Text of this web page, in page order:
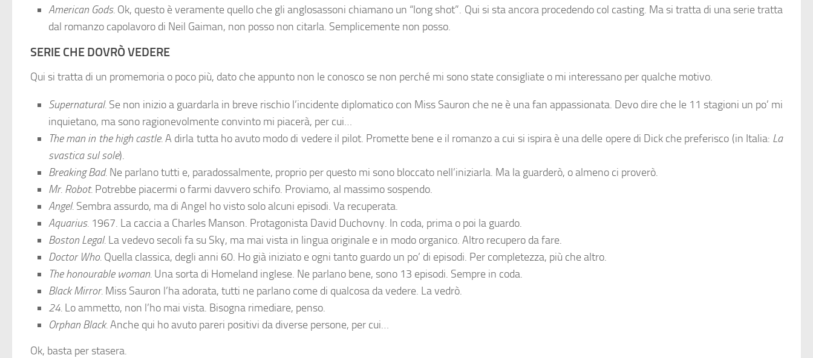
American Gods. Ok, questo è veramente quello che gli anglosassoni chiamano un “long shot”. Qui si sta ancora procedendo col casting. Ma si tratta di una serie tratta
dal romanzo capolavoro di Neil Gaiman, non posso non citarla. Semplicemente non posso.
SERIE CHE DOVRÒ VEDERE
Qui si tratta di un promemoria o poco più, dato che appunto non le conosco se non perché mi sono state consigliate o mi interessano per qualche motivo.
Supernatural. Se non inizio a guardarla in breve rischio l’incidente diplomatico con Miss Sauron che ne è una fan appassionata. Devo dire che le 11 stagioni un po’ mi
inquietano, ma sono ragionevolmente convinto mi piacerà, per cui…
The man in the high castle.A dirla tutta ho avuto modo di vedere il pilot. Promette bene e il romanzo a cui si ispira è una delle opere di Dick che preferisco (in Italia: La
svastica sul sole).
Breaking Bad. Ne parlano tutti e, paradossalmente, proprio per questo mi sono bloccato nell’iniziarla. Ma la guarderò, o almeno ci proverò.
Mr. Robot. Potrebbe piacermi o farmi davvero schifo. Proviamo, al massimo sospendo.
Angel. Sembra assurdo, ma di Angel ho visto solo alcuni episodi. Va recuperata.
Aquarius. 1967. La caccia a Charles Manson. Protagonista David Duchovny. In coda, prima o poi la guardo.
Boston Legal. La vedevo secoli fa su Sky, ma mai vista in lingua originale e in modo organico. Altro recupero da fare.
Doctor Who. Quella classica, degli anni 60. Ho già iniziato e ogni tanto guardo un po’ di episodi. Per completezza, più che altro.
The honourable woman. Una sorta di Homeland inglese. Ne parlano bene, sono 13 episodi. Sempre in coda.
Black Mirror. Miss Sauron l’ha adorata, tutti ne parlano come di qualcosa da vedere. La vedrò.
24. Lo ammetto, non l’ho mai vista. Bisogna rimediare, penso.
Orphan Black.Anche qui ho avuto pareri positivi da diverse persone, per cui…
Ok, basta per stasera.